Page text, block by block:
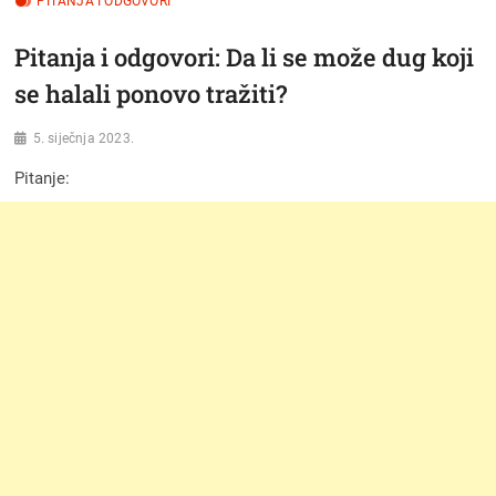
Pitanja i odgovori: Da li se može dug koji
se halali ponovo tražiti?
5. siječnja 2023.
Pitanje: